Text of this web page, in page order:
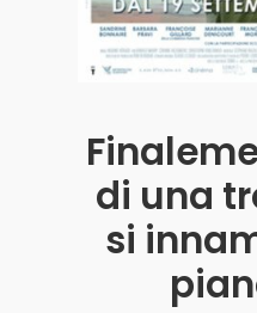
di una
si